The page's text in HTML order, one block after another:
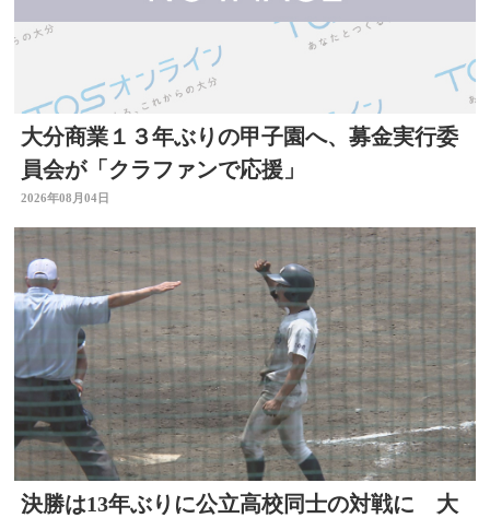
大分商業１３年ぶりの甲子園へ、募金実行委
員会が「クラファンで応援」
2026年08月04日
決勝は13年ぶりに公立高校同士の対戦に 大